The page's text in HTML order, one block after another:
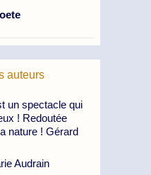
auteurs
un spectacle qui
! Redoutée
nature ! Gérard
Audrain